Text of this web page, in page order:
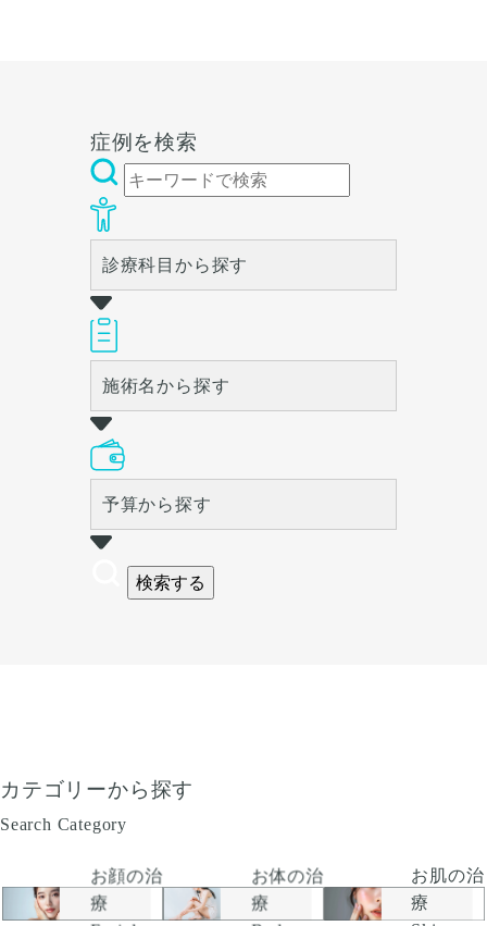
症例を検索
診療科目から探す
施術名から探す
予算から探す
検索する
カテゴリーから探す
Search Category
お顔の治
療
お体の治
療
お肌の治
療